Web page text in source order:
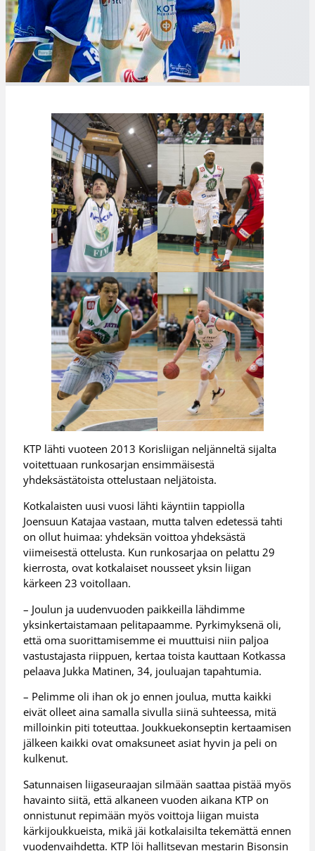
KTP lähti vuoteen 2013 Korisliigan neljänneltä sijalta
voitettuaan runkosarjan ensimmäisestä
yhdeksästätoista ottelustaan neljätoista.
Kotkalaisten uusi vuosi lähti käyntiin tappiolla
Joensuun Katajaa vastaan, mutta talven edetessä tahti
on ollut huimaa: yhdeksän voittoa yhdeksästä
viimeisestä ottelusta. Kun runkosarjaa on pelattu 29
kierrosta, ovat kotkalaiset nousseet yksin liigan
kärkeen 23 voitollaan.
– Joulun ja uudenvuoden paikkeilla lähdimme
yksinkertaistamaan pelitapaamme. Pyrkimyksenä oli,
että oma suorittamisemme ei muuttuisi niin paljoa
vastustajasta riippuen, kertaa toista kauttaan Kotkassa
pelaava Jukka Matinen, 34, jouluajan tapahtumia.
– Pelimme oli ihan ok jo ennen joulua, mutta kaikki
eivät olleet aina samalla sivulla siinä suhteessa, mitä
milloinkin piti toteuttaa. Joukkuekonseptin kertaamisen
jälkeen kaikki ovat omaksuneet asiat hyvin ja peli on
kulkenut.
Satunnaisen liigaseuraajan silmään saattaa pistää myös
havainto siitä, että alkaneen vuoden aikana KTP on
onnistunut repimään myös voittoja liigan muista
kärkijoukkueista, mikä jäi kotkalaisilta tekemättä ennen
vuodenvaihdetta. KTP löi hallitsevan mestarin Bisonsin